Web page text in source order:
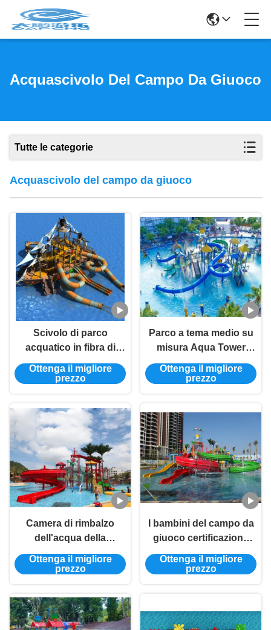
Acquascivolo Del Campo Da Giuoco
Tutte le categorie
Acquascivolo del campo da giuoco
Scivolo di parco
acquatico in fibra di
vetro
Ottenga il migliore
prezzo
Parco a tema medio su
misura Aqua Tower
dell'acquascivolo del
campo da giuoco
Ottenga il migliore
prezzo
Camera di rimbalzo
dell'acqua della
vetroresina dell'OEM
Aqua Park Playground
Ottenga il migliore
prezzo
I bambini del campo da
giuoco certificazione
UV di iso il TUV ROHS
dell'acquascivolo di
Ottenga il migliore
prezzo